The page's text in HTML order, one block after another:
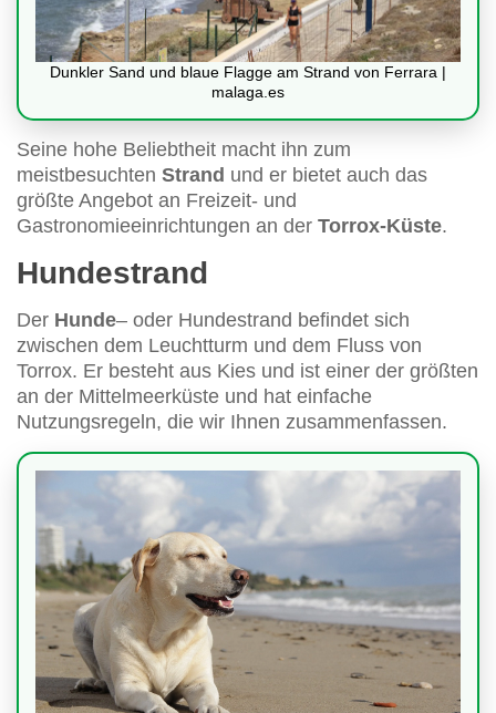
Dunkler Sand und blaue Flagge am Strand von Ferrara |
malaga.es
Seine hohe Beliebtheit macht ihn zum
meistbesuchten Strand und er bietet auch das
größte Angebot an Freizeit- und
Gastronomieeinrichtungen an der Torrox-Küste.
Hundestrand
Der Hunde– oder Hundestrand befindet sich
zwischen dem Leuchtturm und dem Fluss von
Torrox. Er besteht aus Kies und ist einer der größten
an der Mittelmeerküste und hat einfache
Nutzungsregeln, die wir Ihnen zusammenfassen.